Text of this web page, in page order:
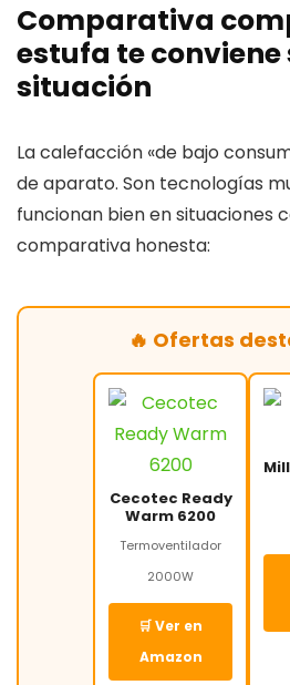
Comparativa
estufa te conviene
situación
La calefacción «de bajo
de aparato. Son tecnologías
funcionan bien en situaciones
comparativa honesta:
🔥 Ofertas
Cecotec Ready
Warm 6200
Termoventilador
2000W
🛒 Ver en
Amazon